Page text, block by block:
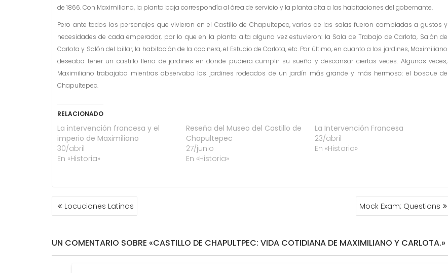
de 1866. Con Maximiliano, la planta baja correspondía al área de servicio y la planta alta a las habitaciones del gobernante.
Pero ante todos los personajes que vivieron en el Castillo de Chapultepec, varias de las salas fueron cambiadas a gustos y
necesidades de cada emperador, por lo que en la planta alta alguna vez estuvieron: la Sala de Trabajo de Carlota, Salón de
Carlota y Salón del billar, la habitación de la cocinera, el Estudio de Carlota, etc. Por último, en cuanto a los jardines, Maximiliano
deseaba tener un castillo lleno de jardines en donde pudiera cumplir su sueño y descansar ciertas veces. Algunas veces,
Maximiliano trabajaba mientras observaba los jardines rodeados de un jardín más grande y más hermoso: el bosque de
Chapultepec.
RELACIONADO
La intervención francesa y el
imperio de Maximiliano
30/abril
En «Historia»
Reseña del Museo del Castillo de
Chapultepec
27/junio
En «Historia»
La Intervención Francesa
23/abril
En «Historia»
NAVEGACIÓN
DELocuciones Latinas Mock Exam: Questions
UN COMENTARIO SOBRE «CASTILLO DE CHAPULTPEC: VIDA COTIDIANA DE MAXIMILIANO Y CARLOTA.»